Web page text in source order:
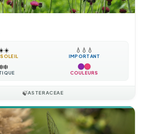
☀️ 💧 💧 💧
IMPORTANT
❄️❄️
COULEURS
🍃ASTERACEAE